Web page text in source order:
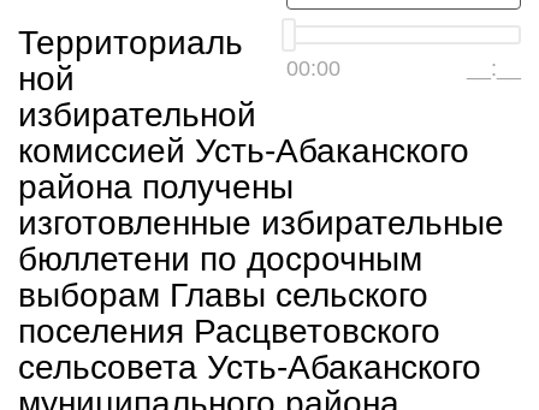
00:00 __:__
Территориаль
ной
избирательной
комиссией Усть-Абаканского
района получены
изготовленные избирательные
бюллетени по досрочным
выборам Главы сельского
поселения Расцветовского
сельсовета Усть-Абаканского